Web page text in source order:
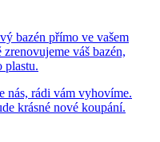
bazén přímo ve vašem
váš bazén,
plastu.
nás, rádi vám vyhovíme.
krásné nové koupání.